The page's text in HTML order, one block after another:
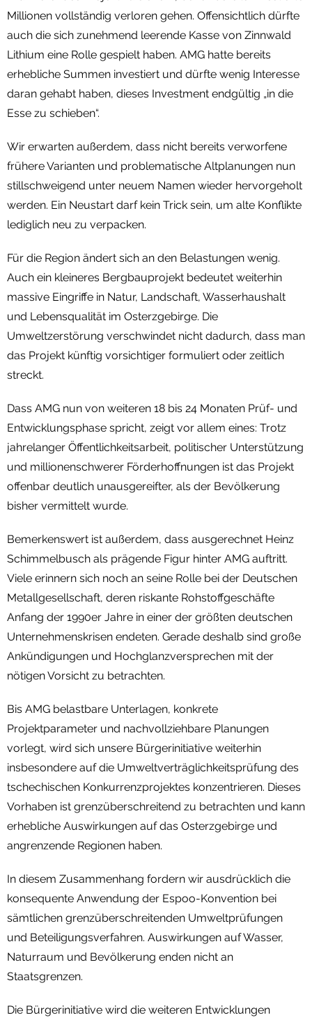
Millionen vollständig verloren gehen. Offensichtlich dürfte
auch die sich zunehmend leerende Kasse von Zinnwald
Lithium eine Rolle gespielt haben. AMG hatte bereits
erhebliche Summen investiert und dürfte wenig Interesse
daran gehabt haben, dieses Investment endgültig „in die
Esse zu schieben“.
Wir erwarten außerdem, dass nicht bereits verworfene
frühere Varianten und problematische Altplanungen nun
stillschweigend unter neuem Namen wieder hervorgeholt
werden. Ein Neustart darf kein Trick sein, um alte Konflikte
lediglich neu zu verpacken.
Für die Region ändert sich an den Belastungen wenig.
Auch ein kleineres Bergbauprojekt bedeutet weiterhin
massive Eingriffe in Natur, Landschaft, Wasserhaushalt
und Lebensqualität im Osterzgebirge. Die
Umweltzerstörung verschwindet nicht dadurch, dass man
das Projekt künftig vorsichtiger formuliert oder zeitlich
streckt.
Dass AMG nun von weiteren 18 bis 24 Monaten Prüf- und
Entwicklungsphase spricht, zeigt vor allem eines: Trotz
jahrelanger Öffentlichkeitsarbeit, politischer Unterstützung
und millionenschwerer Förderhoffnungen ist das Projekt
offenbar deutlich unausgereifter, als der Bevölkerung
bisher vermittelt wurde.
Bemerkenswert ist außerdem, dass ausgerechnet Heinz
Schimmelbusch als prägende Figur hinter AMG auftritt.
Viele erinnern sich noch an seine Rolle bei der Deutschen
Metallgesellschaft, deren riskante Rohstoffgeschäfte
Anfang der 1990er Jahre in einer der größten deutschen
Unternehmenskrisen endeten. Gerade deshalb sind große
Ankündigungen und Hochglanzversprechen mit der
nötigen Vorsicht zu betrachten.
Bis AMG belastbare Unterlagen, konkrete
Projektparameter und nachvollziehbare Planungen
vorlegt, wird sich unsere Bürgerinitiative weiterhin
insbesondere auf die Umweltverträglichkeitsprüfung des
tschechischen Konkurrenzprojektes konzentrieren. Dieses
Vorhaben ist grenzüberschreitend zu betrachten und kann
erhebliche Auswirkungen auf das Osterzgebirge und
angrenzende Regionen haben.
In diesem Zusammenhang fordern wir ausdrücklich die
konsequente Anwendung der Espoo-Konvention bei
sämtlichen grenzüberschreitenden Umweltprüfungen
und Beteiligungsverfahren. Auswirkungen auf Wasser,
Naturraum und Bevölkerung enden nicht an
Staatsgrenzen.
Die Bürgerinitiative wird die weiteren Entwicklungen